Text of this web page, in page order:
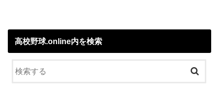
高校野球.online内を検索